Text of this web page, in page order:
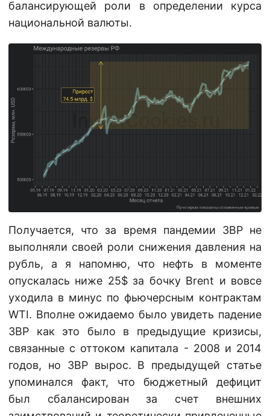
балансирующей роли в определении курса
национальной валюты.
Получается, что за время пандемии ЗВР не
выполняли своей роли снижения давления на
рубль, а я напомню, что нефть в моменте
опускалась ниже 25$ за бочку Brent и вовсе
уходила в минус по фьючерсным контрактам
WTI. Вполне ожидаемо было увидеть падение
ЗВР как это было в предыдущие кризисы,
связанные с оттоком капитала - 2008 и 2014
годов, но ЗВР вырос. В предыдущей статье
упоминался факт, что бюджетный дефицит
был сбалансирован за счет внешних